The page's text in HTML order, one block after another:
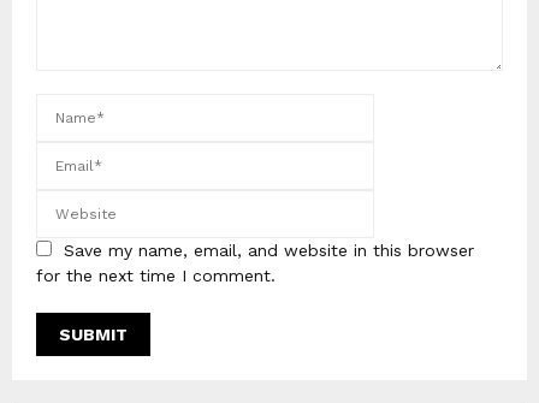
Save my name, email, and website in this browser
for the next time I comment.